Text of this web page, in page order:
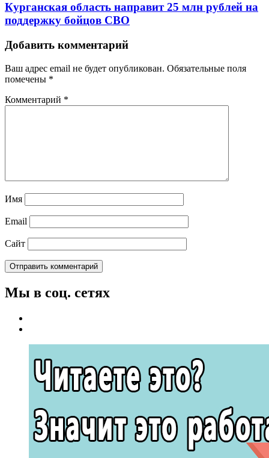
Курганская область направит 25 млн рублей на
поддержку бойцов СВО
Добавить комментарий
Ваш адрес email не будет опубликован. Обязательные поля
помечены *
Комментарий *
Имя
Email
Сайт
Мы в соц. сетях